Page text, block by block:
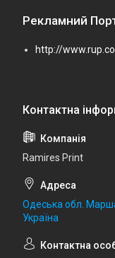
Рекламний
http://
Ramires Print
Одеська обл.
Україна